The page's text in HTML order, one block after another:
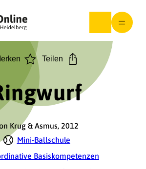
Teilen
Krug & Asmus, 2012
Mini-Ballschule
Basiskompetenzen